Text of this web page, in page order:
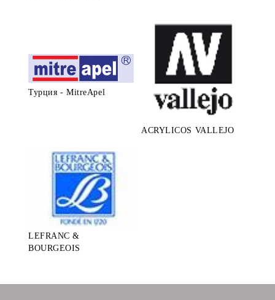
Турция - MitreApel
ACRYLICOS VALLEJO
LEFRANC &
BOURGEOIS